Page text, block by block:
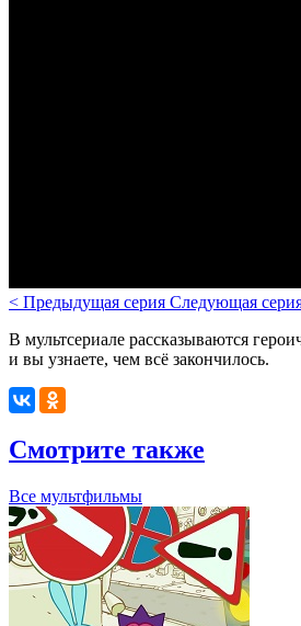
< Предыдущая серия Следующая
В мультсериале рассказываются
и вы узнаете, чем всё закончилось.
Смотрите также
Все мультфильмы